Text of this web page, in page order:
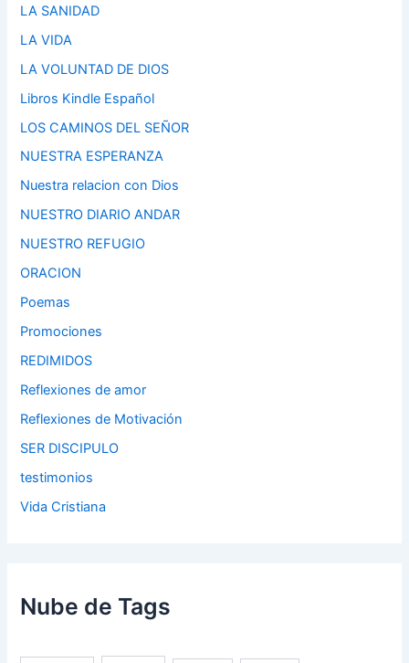
LA SANIDAD
LA VIDA
LA VOLUNTAD DE DIOS
Libros Kindle Español
LOS CAMINOS DEL SEÑOR
NUESTRA ESPERANZA
Nuestra relacion con Dios
NUESTRO DIARIO ANDAR
NUESTRO REFUGIO
ORACION
Poemas
Promociones
REDIMIDOS
Reflexiones de amor
Reflexiones de Motivación
SER DISCIPULO
testimonios
Vida Cristiana
Nube de Tags